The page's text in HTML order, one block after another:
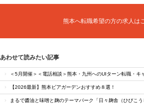
熊本へ転職希望の方の求人は
あわせて読みたい記事
＜5月開催＞＜電話相談＞熊本・九州へのUIターン転職・キ
【2026最新】熊本ビアガーデンおすすめ８選！
まるで醬油と味噌と麹のテーマパーク「日々麹舎（ひびこ